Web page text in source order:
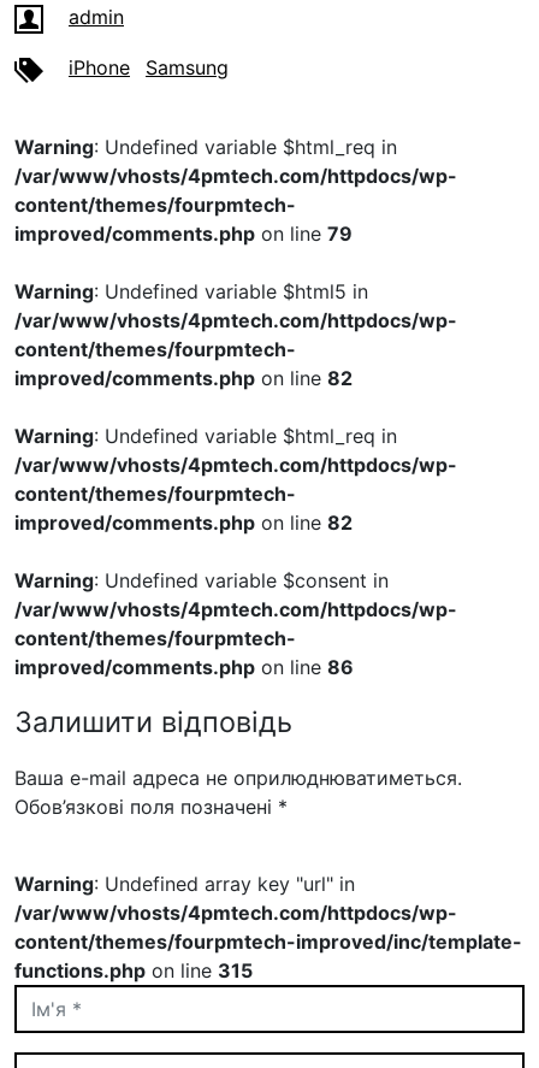
admin
iPhone Samsung
Warning: Undefined variable $html_req in
/var/www/vhosts/4pmtech.com/httpdocs/wp-
content/themes/fourpmtech-
improved/comments.php on line 79
Warning: Undefined variable $html5 in
/var/www/vhosts/4pmtech.com/httpdocs/wp-
content/themes/fourpmtech-
improved/comments.php on line 82
Warning: Undefined variable $html_req in
/var/www/vhosts/4pmtech.com/httpdocs/wp-
content/themes/fourpmtech-
improved/comments.php on line 82
Warning: Undefined variable $consent in
/var/www/vhosts/4pmtech.com/httpdocs/wp-
content/themes/fourpmtech-
improved/comments.php on line 86
Залишити відповідь
Ваша e-mail адреса не оприлюднюватиметься.
Обов’язкові поля позначені *
Warning: Undefined array key "url" in
/var/www/vhosts/4pmtech.com/httpdocs/wp-
content/themes/fourpmtech-improved/inc/template-
functions.php on line 315